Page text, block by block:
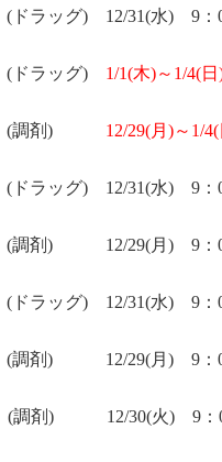
( ドラッグ) 12/31(水) 9 ：
( ドラッグ) 1/1(木)～ 1/4(日
(調剤) 12/29(月)～ 1/4(
( ドラッグ) 12/31(水) 9
(調剤) 12/29(月 ) 9 ：
( ドラッグ) 12/31(水) 9
(調剤) 12/29(月 ) 9 ：
(調剤) 12/30(火) 9 ：